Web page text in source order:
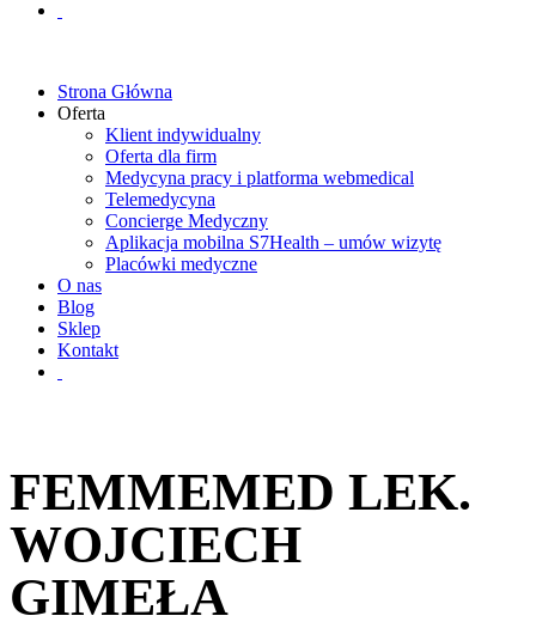
Strona Główna
Oferta
Klient indywidualny
Oferta dla firm
Medycyna pracy i platforma webmedical
Telemedycyna
Concierge Medyczny
Aplikacja mobilna S7Health – umów wizytę
Placówki medyczne
O nas
Blog
Sklep
Kontakt
FEMMEMED LEK.
WOJCIECH
GIMEŁA